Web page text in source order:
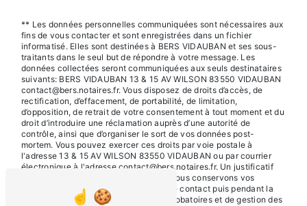
** Les données personnelles communiquées sont nécessaires aux
fins de vous contacter et sont enregistrées dans un fichier
informatisé. Elles sont destinées à BERS VIDAUBAN et ses sous-
traitants dans le seul but de répondre à votre message. Les
données collectées seront communiquées aux seuls destinataires
suivants: BERS VIDAUBAN 13 & 15 AV WILSON 83550 VIDAUBAN
contact@bers.notaires.fr. Vous disposez de droits d’accès, de
rectification, d’effacement, de portabilité, de limitation,
d’opposition, de retrait de votre consentement à tout moment et du
droit d’introduire une réclamation auprès d’une autorité de
contrôle, ainsi que d’organiser le sort de vos données post-
mortem. Vous pouvez exercer ces droits par voie postale à
l'adresse 13 & 15 AV WILSON 83550 VIDAUBAN ou par courrier
électronique à l'adresse contact@bers.notaires.fr. Un justificatif
d'identité pourra vous être demandé. Nous conservons vos
données pendant la période de prise de contact puis pendant la
durée de prescription légale aux fins probatoires et de gestion des